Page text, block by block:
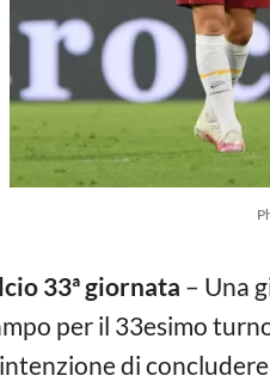
33ª giornata – Una
per il 33esimo
di